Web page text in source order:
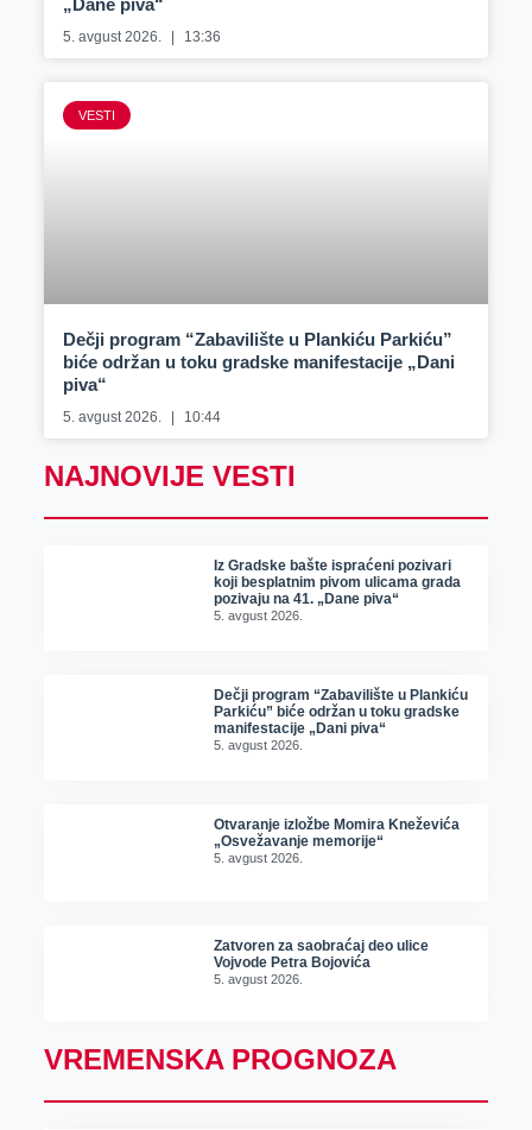
„Dane piva“
5. avgust 2026. 13:36
VESTI
Dečji program “Zabavilište u Plankiću Parkiću”
biće održan u toku gradske manifestacije „Dani
piva“
5. avgust 2026. 10:44
NAJNOVIJE VESTI
Iz Gradske bašte ispraćeni pozivari
koji besplatnim pivom ulicama grada
pozivaju na 41. „Dane piva“
5. avgust 2026.
Dečji program “Zabavilište u Plankiću
Parkiću” biće održan u toku gradske
manifestacije „Dani piva“
5. avgust 2026.
Otvaranje izložbe Momira Kneževića
„Osvežavanje memorije“
5. avgust 2026.
Zatvoren za saobraćaj deo ulice
Vojvode Petra Bojovića
5. avgust 2026.
VREMENSKA PROGNOZA